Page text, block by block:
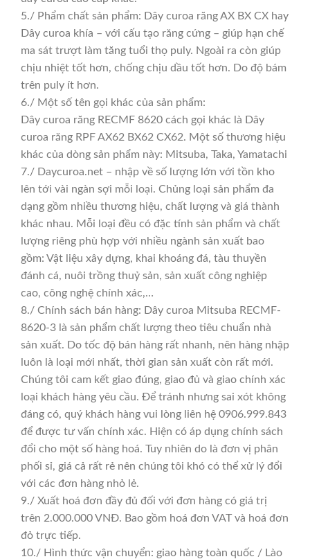
5./ Phẩm chất sản phẩm: Dây curoa răng AX BX CX hay
Dây curoa khía – với cấu tạo răng cứng – giúp hạn chế
ma sát trượt làm tăng tuổi thọ puly. Ngoài ra còn giúp
chịu nhiệt tốt hơn, chống chịu dầu tốt hơn. Do độ bám
trên puly ít hơn.
6./ Một số tên gọi khác của sản phẩm:
Dây curoa răng RECMF 8620 cách gọi khác là Dây
curoa răng RPF AX62 BX62 CX62. Một số thương hiệu
khác của dòng sản phẩm này: Mitsuba, Taka, Yamatachi
7./ Daycuroa.net – nhập về số lượng lớn với tồn kho
lên tới vài ngàn sợi mỗi loại. Chủng loại sản phẩm đa
dạng gồm nhiều thương hiệu, chất lượng và giá thành
khác nhau. Mỗi loại đều có đặc tính sản phẩm và chất
lượng riêng phù hợp với nhiều ngành sản xuất bao
gồm: Vật liệu xây dựng, khai khoáng đá, tàu thuyền
đánh cá, nuôi trồng thuỷ sản, sản xuất công nghiệp
cao, công nghệ chính xác,…
8./ Chính sách bán hàng: Dây curoa Mitsuba RECMF-
8620-3 là sản phẩm chất lượng theo tiêu chuẩn nhà
sản xuất. Do tốc độ bán hàng rất nhanh, nên hàng nhập
luôn là loại mới nhất, thời gian sản xuất còn rất mới.
Chúng tôi cam kết giao đúng, giao đủ và giao chính xác
loại khách hàng yêu cầu. Để tránh nhưng sai xót không
đáng có, quý khách hàng vui lòng liên hệ 0906.999.843
để được tư vấn chính xác. Hiện có áp dụng chính sách
đổi cho một số hàng hoá. Tuy nhiên do là đơn vị phân
phối sỉ, giá cả rất rẻ nên chúng tôi khó có thể xử lý đổi
với các đơn hàng nhỏ lẻ.
9./ Xuất hoá đơn đầy đủ đối với đơn hàng có giá trị
trên 2.000.000 VNĐ. Bao gồm hoá đơn VAT và hoá đơn
đỏ trực tiếp.
10./ Hình thức vận chuyển: giao hàng toàn quốc / Lào